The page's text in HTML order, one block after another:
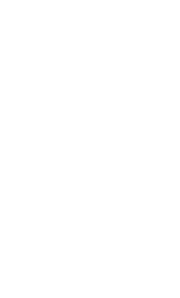
de pantorilla de
a glúteo y cadera y
glúteo